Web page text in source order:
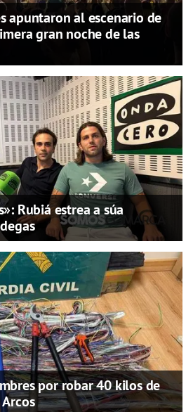
apuntaron al escenario de
gran noche de las
Rubiá estrea a súa
por robar 40 kilos de